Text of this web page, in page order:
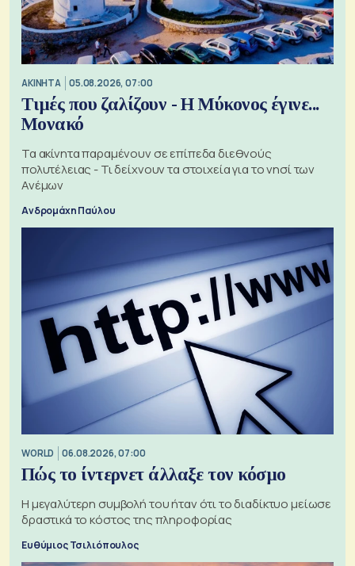
ΑΚΙΝΗΤΑ 05.08.2026, 07:00
Τιμές που ζαλίζουν - Η Μύκονος έγινε...
Μονακό
Τα ακίνητα παραμένουν σε επίπεδα διεθνούς
πολυτέλειας - Τι δείχνουν τα στοιχεία για το νησί των
Ανέμων
Ανδρομάχη Παύλου
WORLD 06.08.2026, 07:00
Πώς το ίντερνετ άλλαξε τον κόσμο
Η μεγαλύτερη συμβολή του ήταν ότι το διαδίκτυο μείωσε
δραστικά το κόστος της πληροφορίας
Ευθύμιος Τσιλιόπουλος